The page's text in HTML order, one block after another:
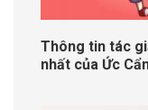
Thông tin tác
nhất của Ức